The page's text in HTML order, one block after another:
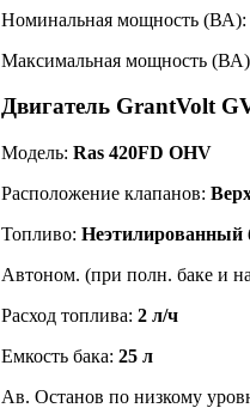
Номинальная мощность (ВА):
Максимальная мощность
Двигатель GrantVolt
Модель: Ras 420FD OHV
Расположение клапанов:
Топливо: Неэтилированный
Автоном. (при полн. баке и
Расход топлива: 2 л/ч
Емкость бака: 25 л
Ав. Останов по низкому